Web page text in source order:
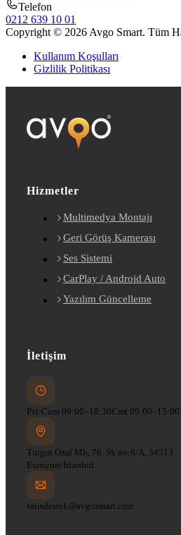
Telefon
0212 639 10 01
Copyright © 2026 Avgo Smart. Tüm
Kullanım Koşulları
Gizlilik Politikası
Hizmetler
Multimedya Montajı
Geri Görüş Kamerası
Ses Sistemi
CarPlay / Android Auto
Yazılım Güncelleme
İletişim
Pzt-Cum 09:00–18:30Cmt 09:00–15:00
Turgut Özal Mh, 76. Sk no:6/A, 34513
Esenyurt/İstanbul
satisdestek@avgosmart.com